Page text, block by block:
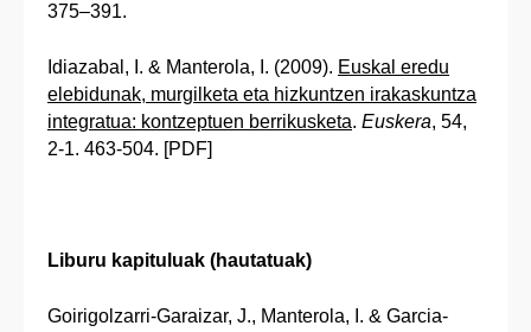
375–391.
Idiazabal, I. & Manterola, I. (2009). Euskal eredu
elebidunak, murgilketa eta hizkuntzen irakaskuntza
integratua: kontzeptuen berrikusketa. Euskera, 54,
2-1. 463-504. [PDF]
Liburu kapituluak (hautatuak)
Goirigolzarri-Garaizar, J., Manterola, I. & Garcia-